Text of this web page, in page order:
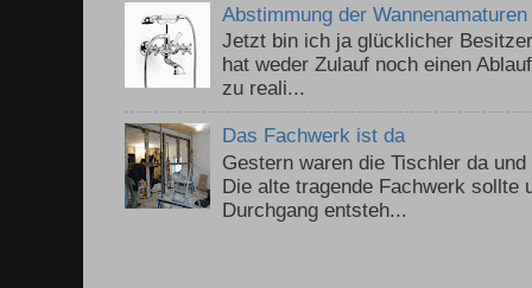
Abstimmung der Wannenamaturen
Jetzt bin ich ja glücklicher
hat weder Zulauf noch einen
zu reali...
Das Fachwerk ist da
Gestern waren die Tischler da
Die alte tragende Fachwerk sollte
Durchgang entsteh...